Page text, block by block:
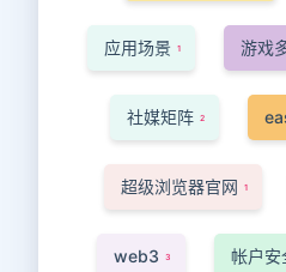
应用场景 1 游戏
社媒矩阵 2
超级浏览器官网 1
web3 3 帐户安